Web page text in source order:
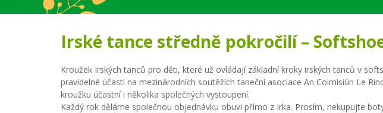
Irské tance středně pokročilí –
Kroužek Irských tanců pro děti, které už ovládají základní kroky irských tanců v
pravidelné účasti na mezinárodních soutěžích taneční asociace An Coimisiún Le
kroužku účastní i několika společných vystoupení.
Každý rok děláme společnou objednávku obuvi přímo z Irka. Prosím, nekupujte